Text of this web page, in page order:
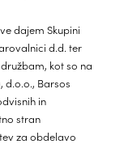
dajem Skupini
d.d. ter
kot so na
d.o.o., Barsos
in
stran
za obdelavo